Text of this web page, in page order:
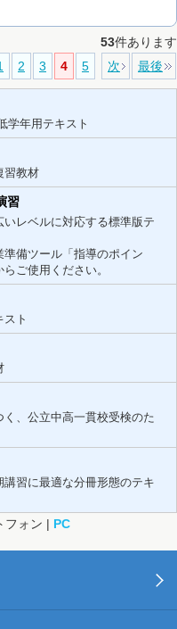
53件あります
2 3 4 5 次 最後
学年用テキスト
習教材
習
レベルに対応する標準版テ
備ツール「指導のポイン
らご使用ください。
ト
、公立中高一貫校受検のた
習に最適な分冊形態のテキ
フォン | PC